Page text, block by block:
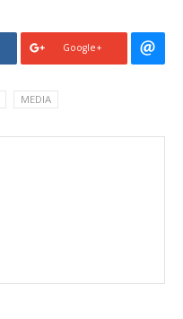
Google+
MEDIA